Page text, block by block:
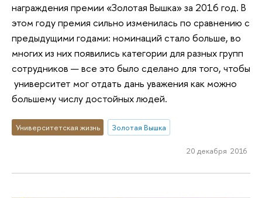
награждения премии «Золотая Вышка» за 2016 год. В
этом году премия сильно изменилась по сравнению с
предыдущими годами: номинаций стало больше, во
многих из них появились категории для разных групп
сотрудников — все это было сделано для того, чтобы
университет мог отдать дань уважения как можно
большему числу достойных людей.
Университетская жизнь Золотая Вышка
20 декабря 2016